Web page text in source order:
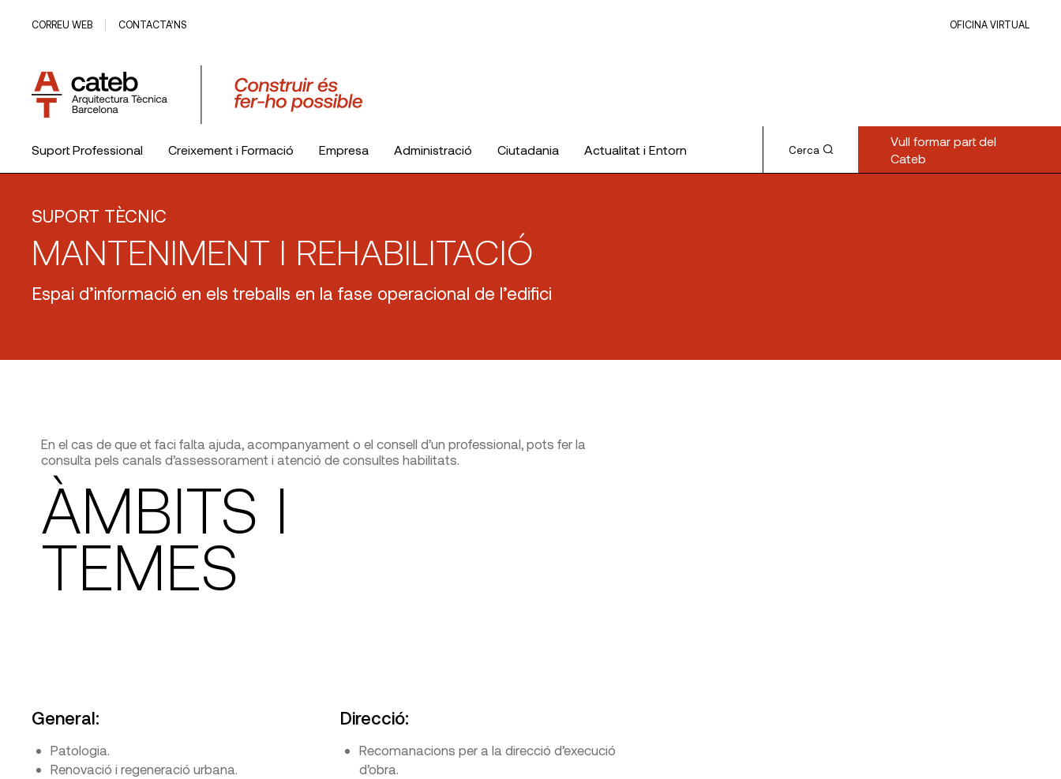
CORREU WEB CONTACTA’NS OFICINA VIRTUAL
Suport Professional Creixement i Formació Empresa Administració Ciutadania Actualitat i Entorn Cerca
Vull formar part del
Cateb
SUPORT TÈCNIC
MANTENIMENT I REHABILITACIÓ
Espai d’informació en els treballs en la fase operacional de l’edifici
En el cas de que et faci falta ajuda, acompanyament o el consell d’un professional, pots fer la
consulta pels canals d’assessorament i atenció de consultes habilitats.
ÀMBITS I
TEMES
General:
Patologia.
Renovació i regeneració urbana.
Direcció:
Recomanacions per a la direcció d’execució
d’obra.